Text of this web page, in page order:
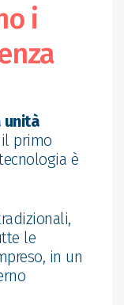
i
unità
primo
è
le
in un